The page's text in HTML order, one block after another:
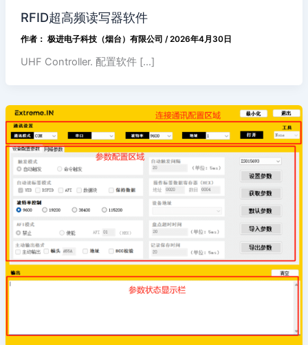
RFID超高频读写器软件
作者： 极进电子科技（烟台）有限公司 /2026年4月30日
UHF Controller. 配置软件 […]